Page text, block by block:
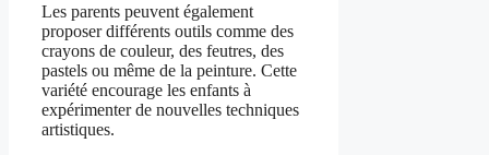
Les parents peuvent également
proposer différents outils comme des
crayons de couleur, des feutres, des
pastels ou même de la peinture. Cette
variété encourage les enfants à
expérimenter de nouvelles techniques
artistiques.